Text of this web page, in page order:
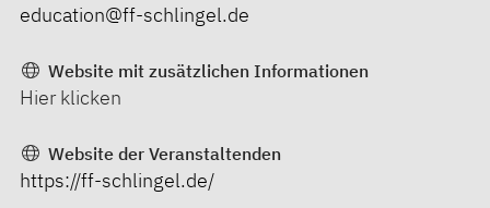
education@ff-schlingel.de
Website mit zusätzlichen Informationen
Hier klicken
Website der Veranstaltenden
https://ff-schlingel.de/